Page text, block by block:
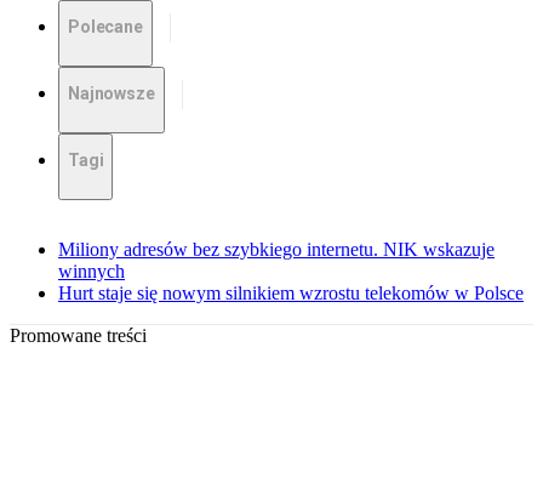
Polecane
Najnowsze
Tagi
Miliony adresów bez szybkiego internetu. NIK wskazuje
winnych
Hurt staje się nowym silnikiem wzrostu telekomów w Polsce
Promowane treści